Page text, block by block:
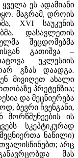
ეს ადამიანი
მაგრამ, დროის
XVI საუკუნის
დასავლეთის
შეცდომებმა
გათიშვა –
ეკლესიის
გზას დაადგა.
მივიღეთ ახალი
პრეტენზია;
და მეცნიერება
ბევრი ჩვენგანი,
მორწმუნეების ის
სკეპტიკურად
ნაწილი)
არც
მას